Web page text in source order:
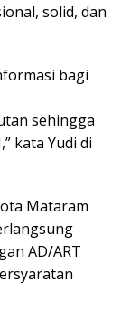
solid, dan
bagi
sehingga
kata Yudi di
Mataram
AD/ART